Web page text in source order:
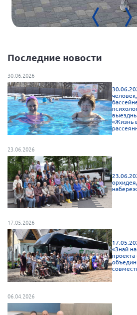
Всероссийская конференция-
"Рассеянный склероз: новые
29.05.2022)
Общероссийская РС
Алтайский край
Архангельская область
Брянская область
Волгоградская область
Воронежская область
Ивановская область
Калининградская область
Кемеровская область
Кировская область
Краснодарский край
Красноярский край
Ленинградская область
Последние новости
30.06.2026
«Жизнь
23.06.2026
17.05.2026
«Знай
06.04.2026